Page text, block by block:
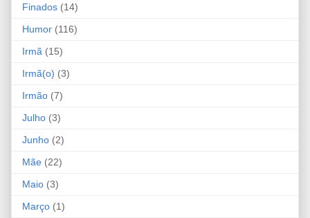
Finados (14)
Humor (116)
Irmã (15)
Irmã(o) (3)
Irmão (7)
Julho (3)
Junho (2)
Mãe (22)
Maio (3)
Março (1)